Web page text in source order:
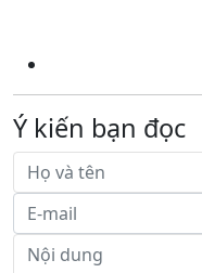
Ý kiến bạn đọc